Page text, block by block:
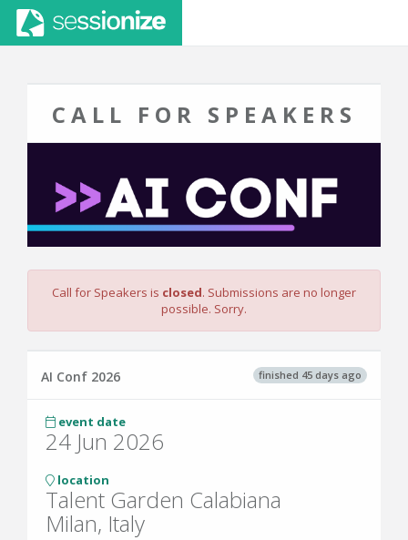
CALL FOR SPEAKERS
Call for Speakers is closed. Submissions are no longer
possible. Sorry.
finished 45 days ago
AI Conf 2026
event date
24 Jun 2026
location
Talent Garden Calabiana
Milan, Italy